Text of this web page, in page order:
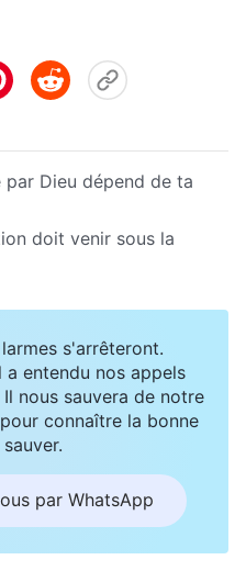
Dieu dépend de ta
doit venir sous la
s'arrêteront.
a entendu nos appels
nous sauvera de notre
connaître la bonne
par WhatsApp